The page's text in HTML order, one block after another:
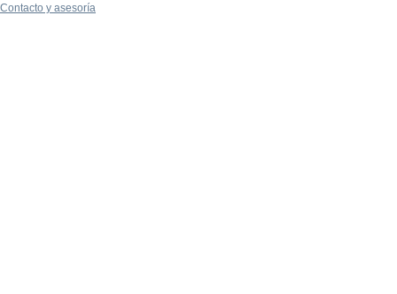
Contacto y asesoría